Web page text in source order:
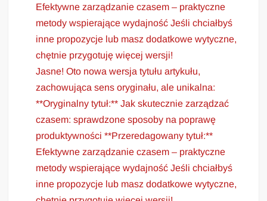
Efektywne zarządzanie czasem – praktyczne
metody wspierające wydajność Jeśli chciałbyś
inne propozycje lub masz dodatkowe wytyczne,
chętnie przygotuję więcej wersji!
Jasne! Oto nowa wersja tytułu artykułu,
zachowująca sens oryginału, ale unikalna:
**Oryginalny tytuł:** Jak skutecznie zarządzać
czasem: sprawdzone sposoby na poprawę
produktywności **Przeredagowany tytuł:**
Efektywne zarządzanie czasem – praktyczne
metody wspierające wydajność Jeśli chciałbyś
inne propozycje lub masz dodatkowe wytyczne,